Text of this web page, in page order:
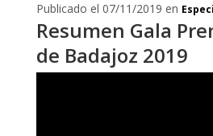
Publicado el 07/11/2019 en
Resumen Gala
de Badajoz 2019